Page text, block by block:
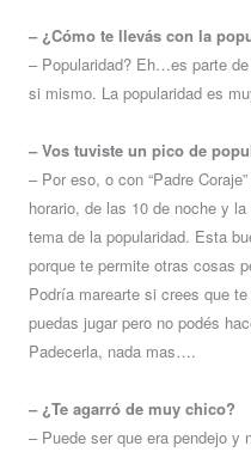
– ¿Cómo te llevás con la
– Popularidad? Eh…es parte
si mismo. La popularidad es
– Vos tuviste un pico de
– Por eso, o con “Padre
horario, de las 10 de noche y
tema de la popularidad. Esta
porque te permite otras cosas
Podría marearte si crees que
puedas jugar pero no podés
Padecerla, nada mas….
– ¿Te agarró de muy chico?
– Puede ser que era pendejo y